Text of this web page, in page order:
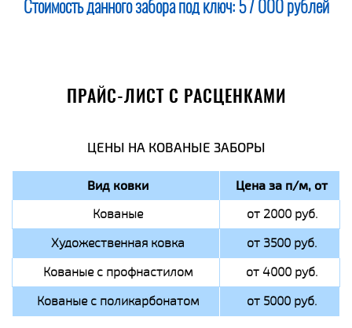
Стоимость данного забора под ключ: 57 000 рублей
ПРАЙС-ЛИСТ С РАСЦЕНКАМИ
ЦЕНЫ НА КОВАНЫЕ ЗАБОРЫ
Вид ковки Цена за п/м, от
Кованые
от 2000 руб.
Художественная ковка
от 3500 руб.
Кованые с профнастилом
от 4000 руб.
Кованые с поликарбонатом
от 5000 руб.